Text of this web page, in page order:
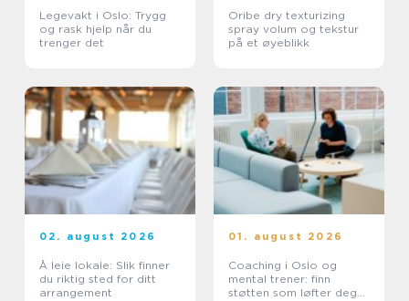
Legevakt i Oslo: Trygg
og rask hjelp når du
trenger det
Oribe dry texturizing
spray volum og tekstur
på et øyeblikk
02. august 2026
Å leie lokale: Slik finner
du riktig sted for ditt
arrangement
01. august 2026
Coaching i Oslo og
mental trener: finn
støtten som løfter deg